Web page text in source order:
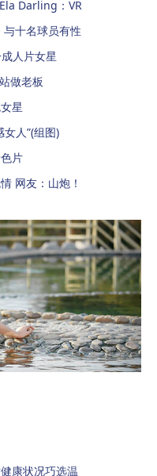
Darling：VR
十名球员有性
人片女星
做老板
星
人”(组图)
片
网友：山炮！
康状况巧选温